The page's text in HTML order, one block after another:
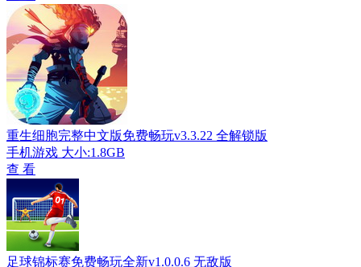
重生细胞完整中文版免费畅玩v3.3.22 全解锁版
手机游戏 大小:1.8GB
查 看
足球锦标赛免费畅玩全新v1.0.0.6 无敌版